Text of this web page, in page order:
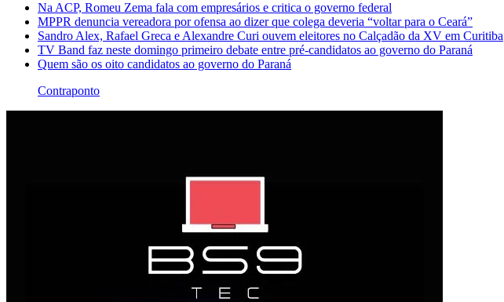
Na ACP, Romeu Zema fala com empresários e critica o governo federal
MPPR denuncia vereadora por ofensa ao dizer que colega deveria “voltar para o Ceará”
Sandro Alex, Rafael Greca e Alexandre Curi ouvem eleitores no Calçadão da XV em Curitiba
TV Band faz neste domingo primeiro debate entre pré-candidatos ao governo do Paraná
Quem são os oito candidatos ao governo do Paraná
Contraponto